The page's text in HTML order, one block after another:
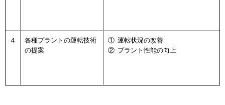
４
各種プラントの運転技術
の提案
① 運転状況の改善
② プラント性能の向上